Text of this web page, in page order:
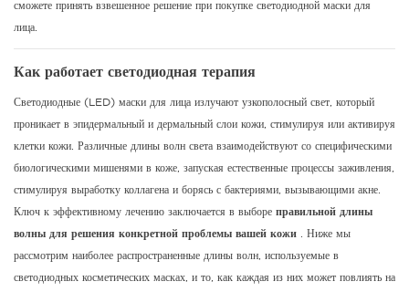
сможете принять взвешенное решение при покупке светодиодной маски для
лица.
Как работает светодиодная терапия
Светодиодные (LED) маски для лица излучают узкополосный свет, который
проникает в эпидермальный и дермальный слои кожи, стимулируя или активируя
клетки кожи. Различные длины волн света взаимодействуют со специфическими
биологическими мишенями в коже, запуская естественные процессы заживления,
стимулируя выработку коллагена и борясь с бактериями, вызывающими акне.
Ключ к эффективному лечению заключается в выборе правильной длины
волны для решения конкретной проблемы вашей кожи . Ниже мы
рассмотрим наиболее распространенные длины волн, используемые в
светодиодных косметических масках, и то, как каждая из них может повлиять на